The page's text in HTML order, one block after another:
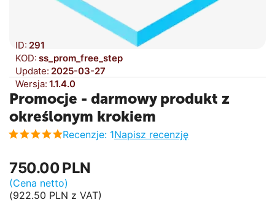
ID: 291
KOD: ss_prom_free_step
Update: 2025-03-27
Wersja: 1.1.4.0
Promocje - darmowy produkt z
określonym krokiem
Recenzje: 1Napisz recenzję
750.00PLN
(Cena netto)
(922.50 PLN z VAT)